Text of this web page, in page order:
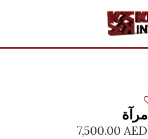
مرآة
7,500.00AED